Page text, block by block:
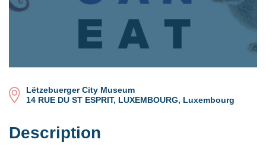
Lëtzebuerger City Museum
14 RUE DU ST ESPRIT, LUXEMBOURG, Luxembourg
Description